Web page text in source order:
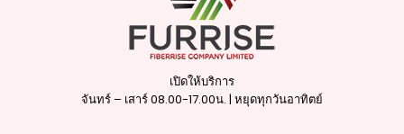
เปิดให้บริการ
จันทร์ – เสาร์ 08.00-17.00น. | หยุดทุกวันอาทิตย์